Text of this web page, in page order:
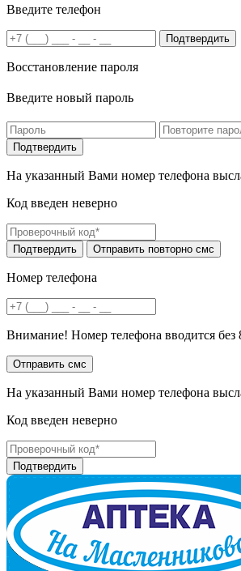
Введите телефон
Подтвердить
Восстановление пароля
Введите новый пароль
На указанный Вами номер телефона
Код введен неверно
Номер телефона
Внимание! Номер телефона вводится
На указанный Вами номер телефона
Код введен неверно